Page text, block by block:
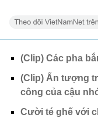
(Clip) Các pha
(Clip) Ấn tượng
công của cậu
Cười té ghế với